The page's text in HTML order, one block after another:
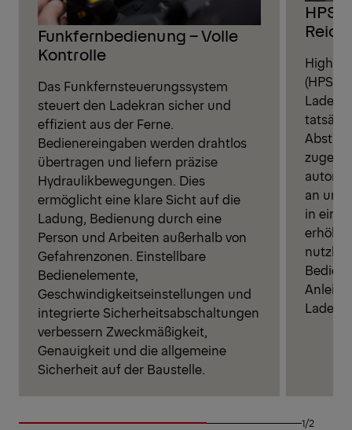
Funkfernbedienung – Volle
Kontrolle
Das Funkfernsteuerungssystem
steuert den Ladekran sicher und
effizient aus der Ferne.
Bedienereingaben werden drahtlos
übertragen und liefern präzise
Hydraulikbewegungen. Dies
ermöglicht eine klare Sicht auf die
Ladung, Bedienung durch eine
Person und Arbeiten außerhalb von
Gefahrenzonen. Einstellbare
Bedienelemente,
Geschwindigkeitseinstellungen und
integrierte Sicherheitsabschaltungen
verbessern Zweckmäßigkeit,
Genauigkeit und die allgemeine
Sicherheit auf der Baustelle.
High
an und
in
erhöht
1/2